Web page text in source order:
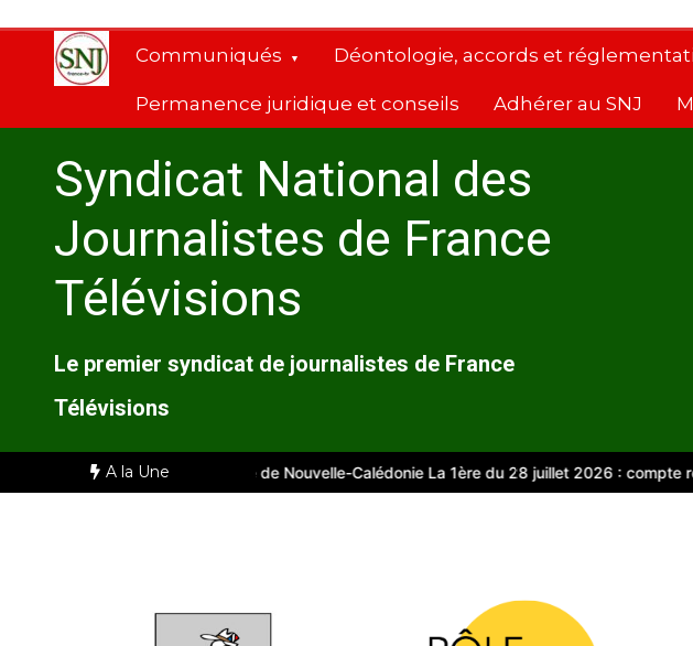
contenu
Communiqués Déontologie, accords et
Permanence juridique et conseils Adhérer au SNJ
Syndicat National des
Journalistes de France
Télévisions
Le premier syndicat de journalistes de France
Télévisions
A la Une
Comité d’entreprise de Nouvelle-Calédonie La 1ère du 28 juillet 2026 : compte